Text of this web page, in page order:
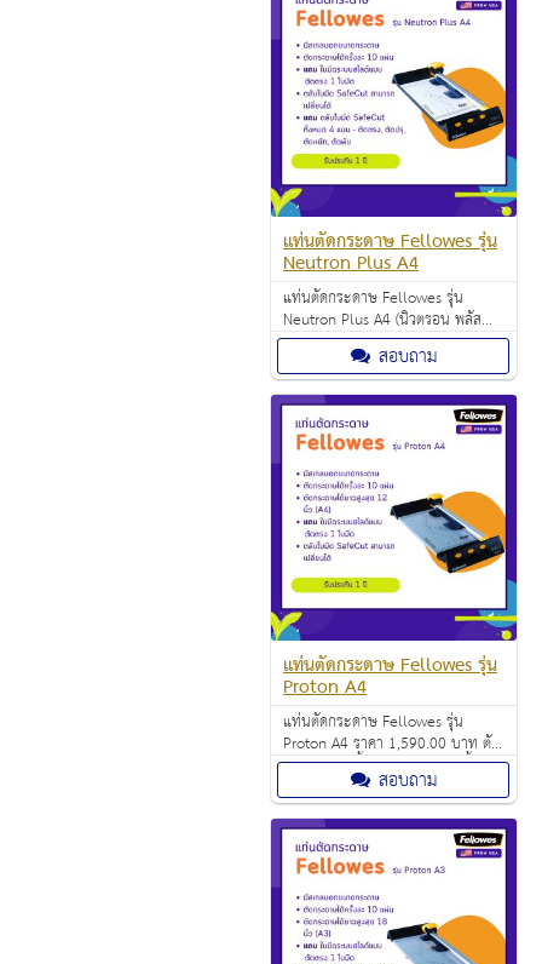
แท่นตัดกระดาษ Fellowes รุ่น
Neutron Plus A4
แท่นตัดกระดาษ Fellowes รุ่น
Neutron Plus A4 (นิวตรอน พลัส
เอ4) ราคา 1,350.00 บาท ตัด
กระดาษได้ครั้งละ 10 แผ่นต่อครั้ง
(A4/70 แกรม)
สอบถาม
แท่นตัดกระดาษ Fellowes รุ่น
Proton A4
แท่นตัดกระดาษ Fellowes รุ่น
Proton A4 ราคา 1,590.00 บาท ตัด
กระดาษได้ครั้งละ 10 แผ่นต่อครั้ง
(A4/70 แกรม) สอบถาม